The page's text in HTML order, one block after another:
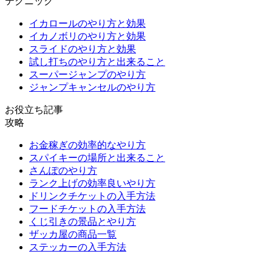
イカロールのやり方と効果
イカノボリのやり方と効果
スライドのやり方と効果
試し打ちのやり方と出来ること
スーパージャンプのやり方
ジャンプキャンセルのやり方
お役立ち記事
攻略
お金稼ぎの効率的なやり方
スパイキーの場所と出来ること
さんぽのやり方
ランク上げの効率良いやり方
ドリンクチケットの入手方法
フードチケットの入手方法
くじ引きの景品とやり方
ザッカ屋の商品一覧
ステッカーの入手方法